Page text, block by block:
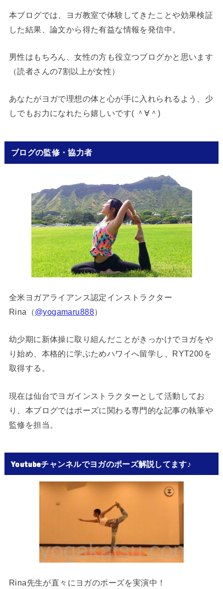
本ブログでは、ヨガ教室で体験してきたことや効果検証
した結果、論文から得た有益な情報を発信中。
男性はもちろん、女性の方も役立つブログかと思います
（読者さんの7割以上が女性）
あなたがヨガで理想の体と心が手に入れられるよう、少
しでもお力になれたら嬉しいです( ＾∀＾)
ブログの監修・協力者
全米ヨガアライアンス認定インストラクター
Rina（@yogamaru888）
幼少期に新体操に取り組んだことがきっかけでヨガをや
り始め、本格的に学ぶためハワイへ留学し、RYT200を
取得する。
現在は仙台でヨガインストラクターとして活動してお
り、本ブログではポーズに関わる専門的な記事の執筆や
監修を担当。
Youtubeチャンネルでヨガのポーズ解説してます♪
Rina先生が直々にヨガのポーズを実演中！